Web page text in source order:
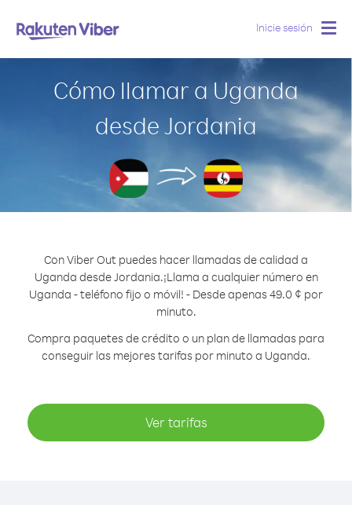
Inicie sesión
Cómo llamar a Uganda
desde Jordania
Con Viber Out puedes hacer llamadas de calidad a
Uganda desde Jordania.¡Llama a cualquier número en
Uganda - teléfono fijo o móvil! - Desde apenas 49.0 ¢ por
minuto.
Compra paquetes de crédito o un plan de llamadas para
conseguir las mejores tarifas por minuto a Uganda.
Ver tarifas